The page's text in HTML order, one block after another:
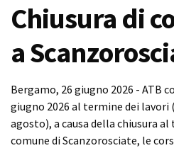
Chiusura di
a
Bergamo, 26 giugno 2026 - ATB
giugno 2026 al termine dei lavori
agosto), a causa della chiusura
comune di Scanzorosciate, le